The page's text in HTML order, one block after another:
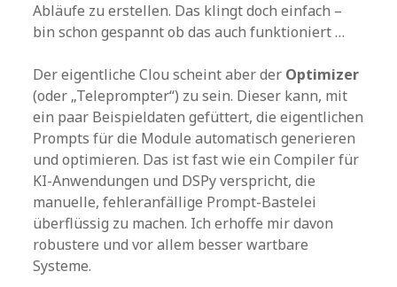
Abläufe zu erstellen. Das klingt doch einfach –
bin schon gespannt ob das auch funktioniert …
Der eigentliche Clou scheint aber der Optimizer
(oder „Teleprompter“) zu sein. Dieser kann, mit
ein paar Beispieldaten gefüttert, die eigentlichen
Prompts für die Module automatisch generieren
und optimieren. Das ist fast wie ein Compiler für
KI-Anwendungen und DSPy verspricht, die
manuelle, fehleranfällige Prompt-Bastelei
überflüssig zu machen. Ich erhoffe mir davon
robustere und vor allem besser wartbare
Systeme.